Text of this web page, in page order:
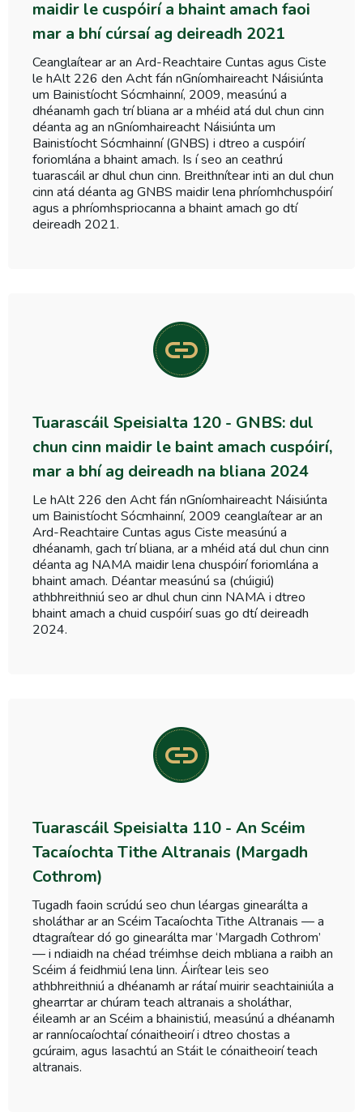
maidir le cuspóirí a bhaint amach faoi
mar a bhí cúrsaí ag deireadh 2021
Ceanglaítear ar an Ard-Reachtaire Cuntas agus Ciste
le hAlt 226 den Acht fán nGníomhaireacht Náisiúnta
um Bainistíocht Sócmhainní, 2009, measúnú a
dhéanamh gach trí bliana ar a mhéid atá dul chun cinn
déanta ag an nGníomhaireacht Náisiúnta um
Bainistíocht Sócmhainní (GNBS) i dtreo a cuspóirí
foriomlána a bhaint amach. Is í seo an ceathrú
tuarascáil ar dhul chun cinn. Breithnítear inti an dul chun
cinn atá déanta ag GNBS maidir lena phríomhchuspóirí
agus a phríomhspriocanna a bhaint amach go dtí
deireadh 2021.
Tuarascáil Speisialta 120 - GNBS: dul
chun cinn maidir le baint amach cuspóirí,
mar a bhí ag deireadh na bliana 2024
Le hAlt 226 den Acht fán nGníomhaireacht Náisiúnta
um Bainistíocht Sócmhainní, 2009 ceanglaítear ar an
Ard-Reachtaire Cuntas agus Ciste measúnú a
dhéanamh, gach trí bliana, ar a mhéid atá dul chun cinn
déanta ag NAMA maidir lena chuspóirí foriomlána a
bhaint amach. Déantar measúnú sa (chúigiú)
athbhreithniú seo ar dhul chun cinn NAMA i dtreo
bhaint amach a chuid cuspóirí suas go dtí deireadh
2024.
Tuarascáil Speisialta 110 - An Scéim
Tacaíochta Tithe Altranais (Margadh
Cothrom)
Tugadh faoin scrúdú seo chun léargas ginearálta a
sholáthar ar an Scéim Tacaíochta Tithe Altranais — a
dtagraítear dó go ginearálta mar ‘Margadh Cothrom’
— i ndiaidh na chéad tréimhse deich mbliana a raibh an
Scéim á feidhmiú lena linn. Áirítear leis seo
athbhreithniú a dhéanamh ar rátaí muirir seachtainiúla a
ghearrtar ar chúram teach altranais a sholáthar,
éileamh ar an Scéim a bhainistiú, measúnú a dhéanamh
ar ranníocaíochtaí cónaitheoirí i dtreo chostas a
gcúraim, agus Iasachtú an Stáit le cónaitheoirí teach
altranais.